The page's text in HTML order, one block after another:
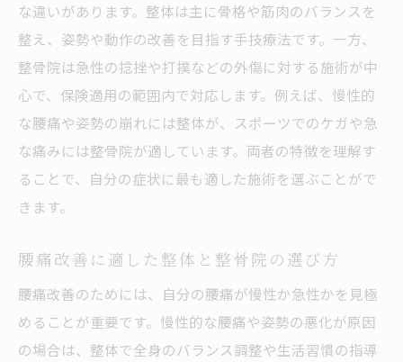
な違いがあります。整体は主に骨格や筋肉のバランスを
整え、姿勢や動作の改善を目指す手技療法です。一方、
整骨院は急性の捻挫や打撲などの外傷に対する施術が中
心で、保険適用の範囲内で対応します。例えば、慢性的
な腰痛や姿勢の崩れには整体が、スポーツでのケガや急
な痛みには整骨院が適しています。両者の特徴を理解す
ることで、自分の症状に最も適した施術を選ぶことがで
きます。
腰痛改善に適した整体と整骨院の選び方
腰痛改善のためには、自分の腰痛が慢性か急性かを見極
めることが重要です。慢性的な腰痛や姿勢の悪化が原因
の場合は、整体で全身のバランス調整や生活習慣の指導